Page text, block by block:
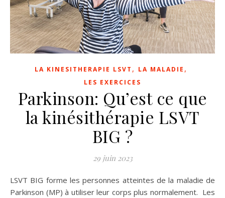
LA KINESITHERAPIE LSVT , LA MALADIE ,
LES EXERCICES
Parkinson: Qu’est ce que
la kinésithérapie LSVT
BIG ?
29 juin 2023
LSVT BIG forme les personnes atteintes de la maladie de
Parkinson (MP) à utiliser leur corps plus normalement. Les